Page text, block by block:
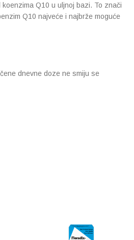
Q10 u uljnoj bazi. To znači
Q10 najveće i najbrže moguće
dnevne doze ne smiju se